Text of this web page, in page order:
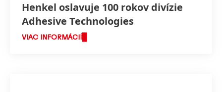
Henkel oslavuje 100 rokov divízie
Adhesive Technologies
VIAC INFORMÁCIÍ